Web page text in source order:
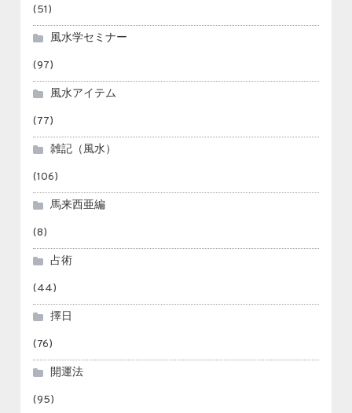
(51)
風水学セミナー
(97)
風水アイテム
(77)
雑記（風水）
(106)
馬来西亜編
(8)
占術
(44)
擇日
(76)
開運法
(95)